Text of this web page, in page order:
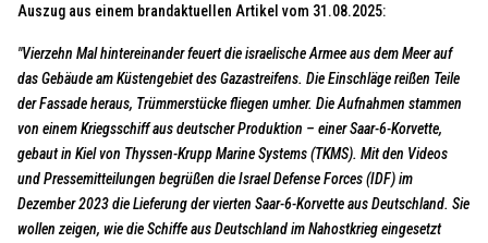
Auszug aus einem brandaktuellen Artikel vom 31.08.2025:
"Vierzehn Mal hintereinander feuert die israelische Armee aus dem Meer auf
das Gebäude am Küstengebiet des Gazastreifens. Die Einschläge reißen Teile
der Fassade heraus, Trümmerstücke fliegen umher. Die Aufnahmen stammen
von einem Kriegsschiff aus deutscher Produktion – einer Saar-6-Korvette,
gebaut in Kiel von Thyssen-Krupp Marine Systems (TKMS). Mit den Videos
und Pressemitteilungen begrüßen die Israel Defense Forces (IDF) im
Dezember 2023 die Lieferung der vierten Saar-6-Korvette aus Deutschland. Sie
wollen zeigen, wie die Schiffe aus Deutschland im Nahostkrieg eingesetzt